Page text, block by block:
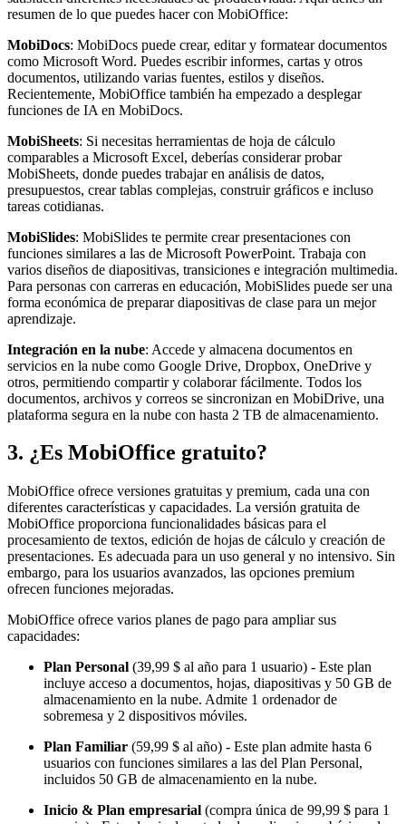
resumen de lo que puedes hacer con MobiOffice:
MobiDocs: MobiDocs puede crear, editar y formatear documentos
como Microsoft Word. Puedes escribir informes, cartas y otros
documentos, utilizando varias fuentes, estilos y diseños.
Recientemente, MobiOffice también ha empezado a desplegar
funciones de IA en MobiDocs.
MobiSheets: Si necesitas herramientas de hoja de cálculo
comparables a Microsoft Excel, deberías considerar probar
MobiSheets, donde puedes trabajar en análisis de datos,
presupuestos, crear tablas complejas, construir gráficos e incluso
tareas cotidianas.
MobiSlides: MobiSlides te permite crear presentaciones con
funciones similares a las de Microsoft PowerPoint. Trabaja con
varios diseños de diapositivas, transiciones e integración multimedia.
Para personas con carreras en educación, MobiSlides puede ser una
forma económica de preparar diapositivas de clase para un mejor
aprendizaje.
Integración en la nube: Accede y almacena documentos en
servicios en la nube como Google Drive, Dropbox, OneDrive y
otros, permitiendo compartir y colaborar fácilmente. Todos los
documentos, archivos y correos se sincronizan en MobiDrive, una
plataforma segura en la nube con hasta 2 TB de almacenamiento.
3. ¿Es MobiOffice gratuito?
MobiOffice ofrece versiones gratuitas y premium, cada una con
diferentes características y capacidades. La versión gratuita de
MobiOffice proporciona funcionalidades básicas para el
procesamiento de textos, edición de hojas de cálculo y creación de
presentaciones. Es adecuada para un uso general y no intensivo. Sin
embargo, para los usuarios avanzados, las opciones premium
ofrecen funciones mejoradas.
MobiOffice ofrece varios planes de pago para ampliar sus
capacidades:
Plan Personal (39,99 $ al año para 1 usuario) - Este plan
incluye acceso a documentos, hojas, diapositivas y 50 GB de
almacenamiento en la nube. Admite 1 ordenador de
sobremesa y 2 dispositivos móviles.
Plan Familiar (59,99 $ al año) - Este plan admite hasta 6
usuarios con funciones similares a las del Plan Personal,
incluidos 50 GB de almacenamiento en la nube.
Inicio & Plan empresarial (compra única de 99,99 $ para 1